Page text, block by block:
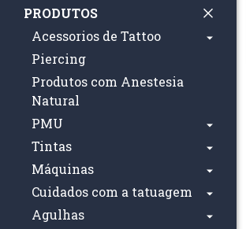
PRODUTOS
Acessorios de Tattoo
Piercing
Produtos com Anestesia
Natural
PMU
Tintas
Máquinas
Cuidados com a tatuagem
Agulhas